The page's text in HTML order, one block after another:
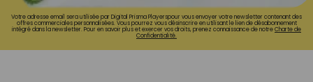
Votre adresse email sera utilisée par Digital Prisma Playerspour vous envoyer votre newsletter contenant des
offres commerciales personnalisées. Vous pourrez vous désinscrire en utilisant le lien de désabonnement
intégré dans la newsletter. Pour en savoir plus et exercer vos droits, prenez connaissance de notreCharte de
Confidentialité.